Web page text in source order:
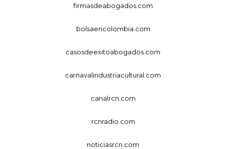
firmasdeabogados.com
bolsaencolombia.com
casosdeexitoabogados.com
carnavalindustriacultural.com
canalrcn.com
rcnradio.com
noticiasrcn.com